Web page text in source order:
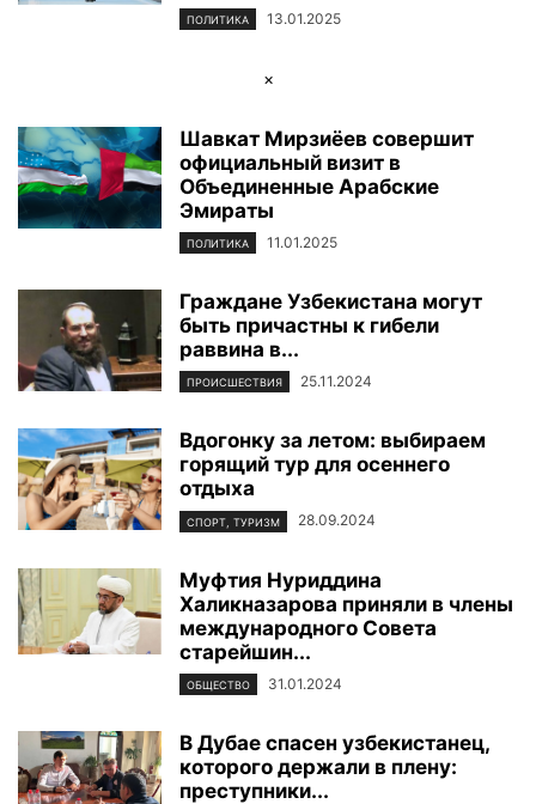
ПОЛИТИКА 13.01.2025
×
Шавкат Мирзиёев совершит
официальный визит в
Объединенные Арабские
Эмираты
ПОЛИТИКА 11.01.2025
Граждане Узбекистана могут
быть причастны к гибели
раввина в...
ПРОИСШЕСТВИЯ 25.11.2024
Вдогонку за летом: выбираем
горящий тур для осеннего
отдыха
СПОРТ, ТУРИЗМ 28.09.2024
Муфтия Нуриддина
Халикназарова приняли в члены
международного Совета
старейшин...
ОБЩЕСТВО 31.01.2024
В Дубае спасен узбекистанец,
которого держали в плену:
преступники...